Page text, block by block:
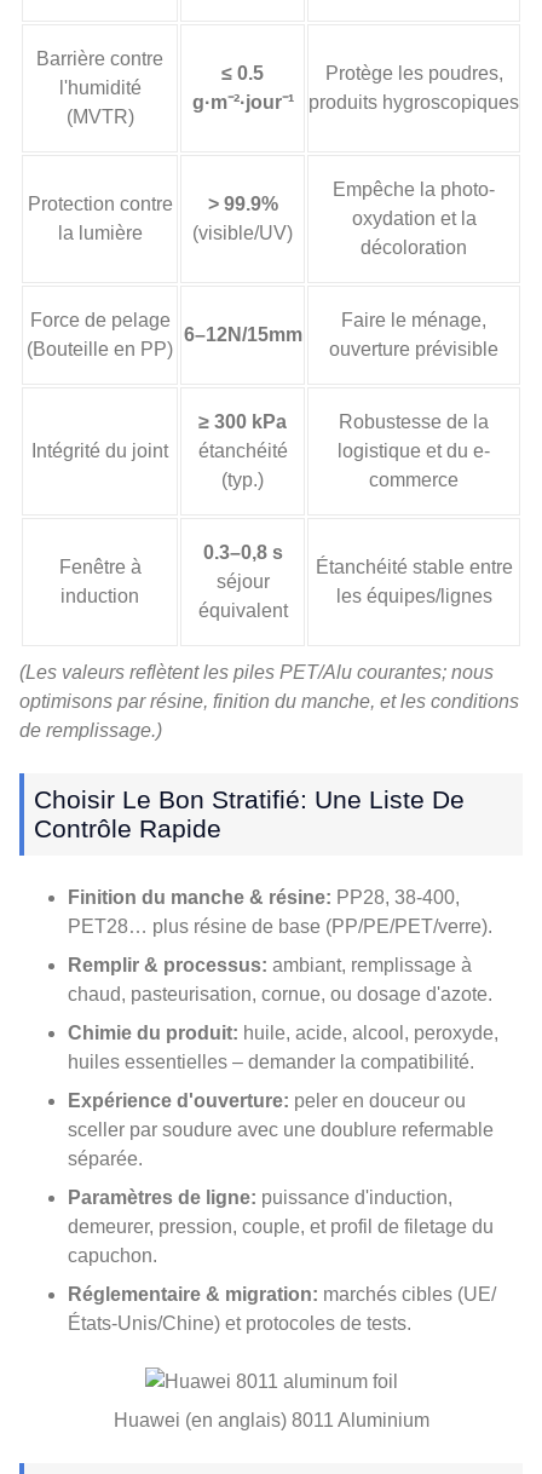
Barrière contre
l'humidité
(MVTR)
≤ 0.5
g·m⁻²·jour⁻¹
Protège les poudres,
produits hygroscopiques
Protection contre
la lumière
> 99.9%
(visible/UV)
Empêche la photo-
oxydation et la
décoloration
Force de pelage
(Bouteille en PP)
6–12N/15mm
Faire le ménage,
ouverture prévisible
Intégrité du joint
≥ 300 kPa
étanchéité
(typ.)
Robustesse de la
logistique et du e-
commerce
Fenêtre à
induction
0.3–0,8 s
séjour
équivalent
Étanchéité stable entre
les équipes/lignes
(Les valeurs reflètent les piles PET/Alu courantes; nous
optimisons par résine, finition du manche, et les conditions
de remplissage.)
Choisir Le Bon Stratifié: Une Liste De
Contrôle Rapide
Finition du manche & résine: PP28, 38-400,
PET28… plus résine de base (PP/PE/PET/verre).
Remplir & processus: ambiant, remplissage à
chaud, pasteurisation, cornue, ou dosage d'azote.
Chimie du produit: huile, acide, alcool, peroxyde,
huiles essentielles – demander la compatibilité.
Expérience d'ouverture: peler en douceur ou
sceller par soudure avec une doublure refermable
séparée.
Paramètres de ligne: puissance d'induction,
demeurer, pression, couple, et profil de filetage du
capuchon.
Réglementaire & migration: marchés cibles (UE/
États-Unis/Chine) et protocoles de tests.
Huawei (en anglais) 8011 Aluminium